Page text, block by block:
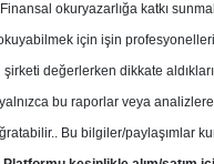
BBVA AKSEN
Yatırım,
TL'den 129.4
Finansal okuryazarlığa katkı
için işin
şirketi değerlerken dikkate
yalnızca bu raporlar veya
Bu bilgiler/paylaşımlar